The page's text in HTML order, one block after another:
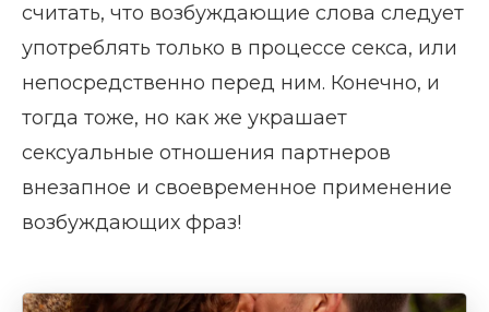
считать, что возбуждающие слова следует
употреблять только в процессе секса, или
непосредственно перед ним. Конечно, и
тогда тоже, но как же украшает
сексуальные отношения партнеров
внезапное и своевременное применение
возбуждающих фраз!